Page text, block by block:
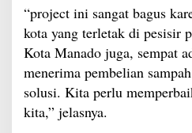
“project ini sangat bagus
kota yang terletak di pesisir
Kota Manado juga, sempat
menerima pembelian
solusi. Kita perlu
kita,” jelasnya.